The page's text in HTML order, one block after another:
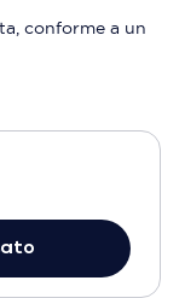
conforme a un